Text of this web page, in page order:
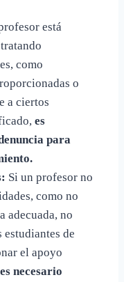
está
como
o
a ciertos
es
para
Si un profesor no
como no
adecuada, no
estudiantes de
el apoyo
es necesario